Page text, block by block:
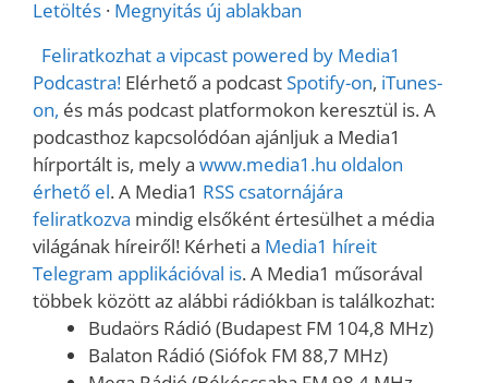
Letöltés · Megnyitás új ablakban
Feliratkozhat a vipcast powered by Media1
Podcastra! Elérhető a podcastSpotify-on, iTunes-
on, és más podcast platformokon keresztül is. A
podcasthoz kapcsolódóan ajánljuk a Media1
hírportált is, mely a www.media1.hu oldalon
érhető el. A Media1 RSS csatornájára
feliratkozva mindig elsőként értesülhet a média
világának híreiről! Kérheti a Media1 híreit
Telegram applikációval is. A Media1 műsorával
többek között az alábbi rádiókban is találkozhat:
Budaörs Rádió (Budapest FM 104,8 MHz)
Balaton Rádió (Siófok FM 88,7 MHz)